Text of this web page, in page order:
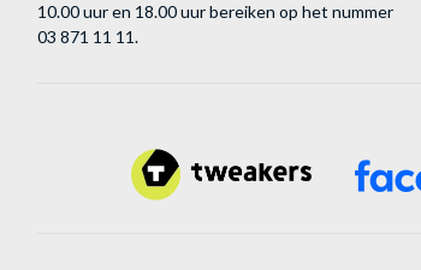
10.00 uur en 18.00 uur bereiken op het nummer
03 871 11 11.